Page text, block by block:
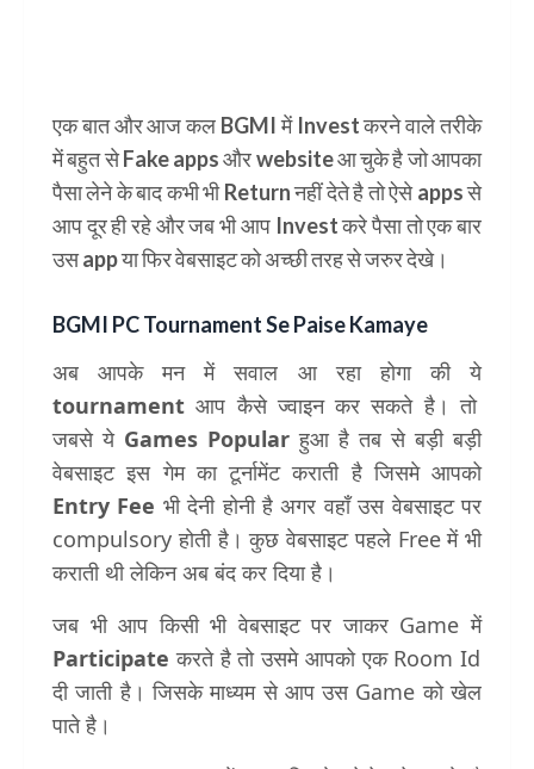
एक बात और आज कल BGMI में Invest करने वाले तरीके
में बहुत से Fake apps और website आ चुके है जो आपका
पैसा लेने के बाद कभी भी Return नहीं देते है तो ऐसे apps से
आप दूर ही रहे और जब भी आप Invest करे पैसा तो एक बार
उस app या फिर वेबसाइट को अच्छी तरह से जरुर देखे।
BGMI PC Tournament Se Paise Kamaye
अब आपके मन में सवाल आ रहा होगा की ये
tournament आप कैसे ज्वाइन कर सकते है। तो
जबसे ये Games Popular हुआ है तब से बड़ी बड़ी
वेबसाइट इस गेम का टूर्नामेंट कराती है जिसमे आपको
Entry Fee भी देनी होनी है अगर वहाँ उस वेबसाइट पर
compulsory होती है। कुछ वेबसाइट पहले Free में भी
कराती थी लेकिन अब बंद कर दिया है।
जब भी आप किसी भी वेबसाइट पर जाकर Game में
Participateकरते है तो उसमे आपको एक Room Id
दी जाती है। जिसके माध्यम से आप उस Game को खेल
पाते है।